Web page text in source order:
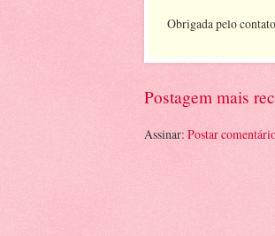
Obrigada pelo
Postagem mais
Assinar: Postar